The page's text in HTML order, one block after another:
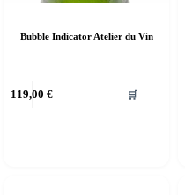
Bubble Indicator Atelier du Vin
119,00€ 🛒